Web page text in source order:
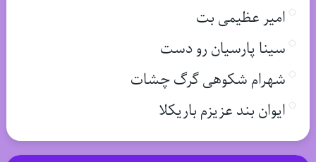
امیر عظیمی بت
سینا پارسیان رو دست
شهرام شکوهی گرگ چشات
ایوان بند عزیزم باریکلا